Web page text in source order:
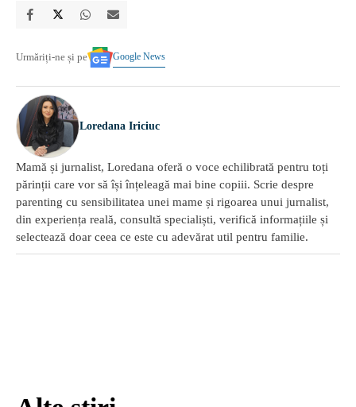
Urmăriți-ne și pe Google News
Loredana Iriciuc
Mamă și jurnalist, Loredana oferă o voce echilibrată pentru toți
părinții care vor să își înțeleagă mai bine copiii. Scrie despre
parenting cu sensibilitatea unei mame și rigoarea unui jurnalist,
din experiența reală, consultă specialiști, verifică informațiile și
selectează doar ceea ce este cu adevărat util pentru familie.